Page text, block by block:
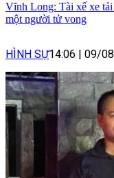
Vĩnh Long: Tài xế xe
một người tử vong
HÌNH SỰ14:06 09/